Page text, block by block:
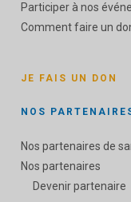
Participer à nos
Comment faire un
JE FAIS UN DON
NOS
Nos partenaires de
Nos partenaires
Devenir partenaire